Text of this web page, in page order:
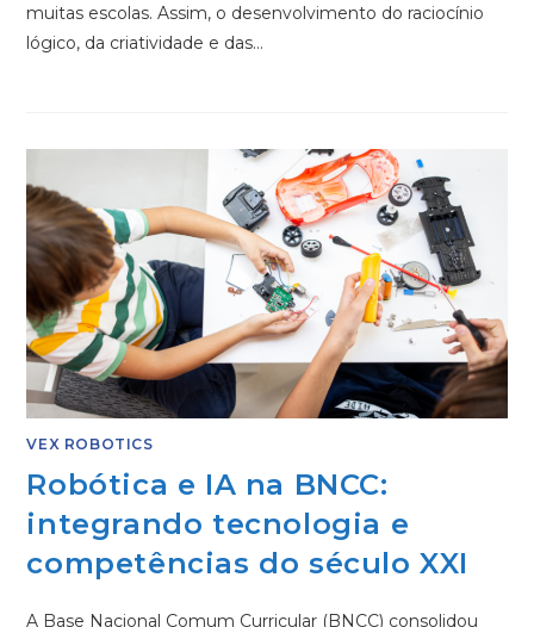
muitas escolas. Assim, o desenvolvimento do raciocínio
lógico, da criatividade e das…
VEX ROBOTICS
Robótica e IA na BNCC:
integrando tecnologia e
competências do século XXI
A Base Nacional Comum Curricular (BNCC) consolidou